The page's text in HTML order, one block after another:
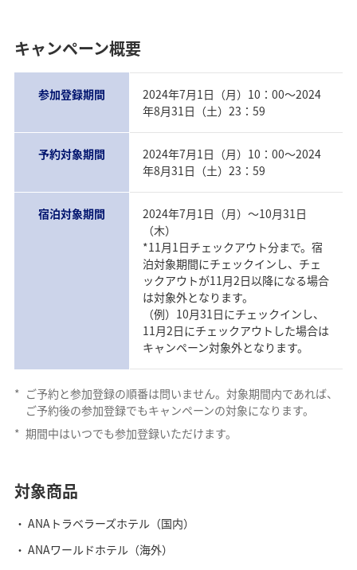
キャンペーン概要
参加登録期間
2024年7月1日（月）10：00～2024
年8月31日（土）23：59
予約対象期間
2024年7月1日（月）10：00～2024
年8月31日（土）23：59
宿泊対象期間
2024年7月1日（月）～10月31日
（木）
*11月1日チェックアウト分まで。宿
泊対象期間にチェックインし、チェ
ックアウトが11月2日以降になる場合
は対象外となります。
（例）10月31日にチェックインし、
11月2日にチェックアウトした場合は
キャンペーン対象外となります。
* ご予約と参加登録の順番は問いません。対象期間内であれば、
ご予約後の参加登録でもキャンペーンの対象になります。
* 期間中はいつでも参加登録いただけます。
対象商品
ANAトラベラーズホテル（国内）
ANAワールドホテル（海外）